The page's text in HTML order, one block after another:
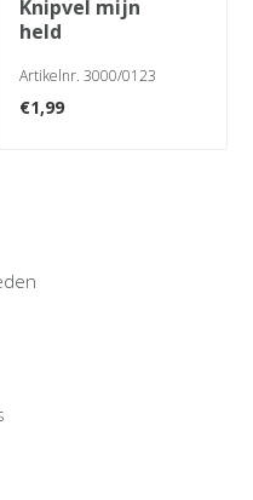
knipvel mijn
held
Artikelnr. 3000/0123
€1,99